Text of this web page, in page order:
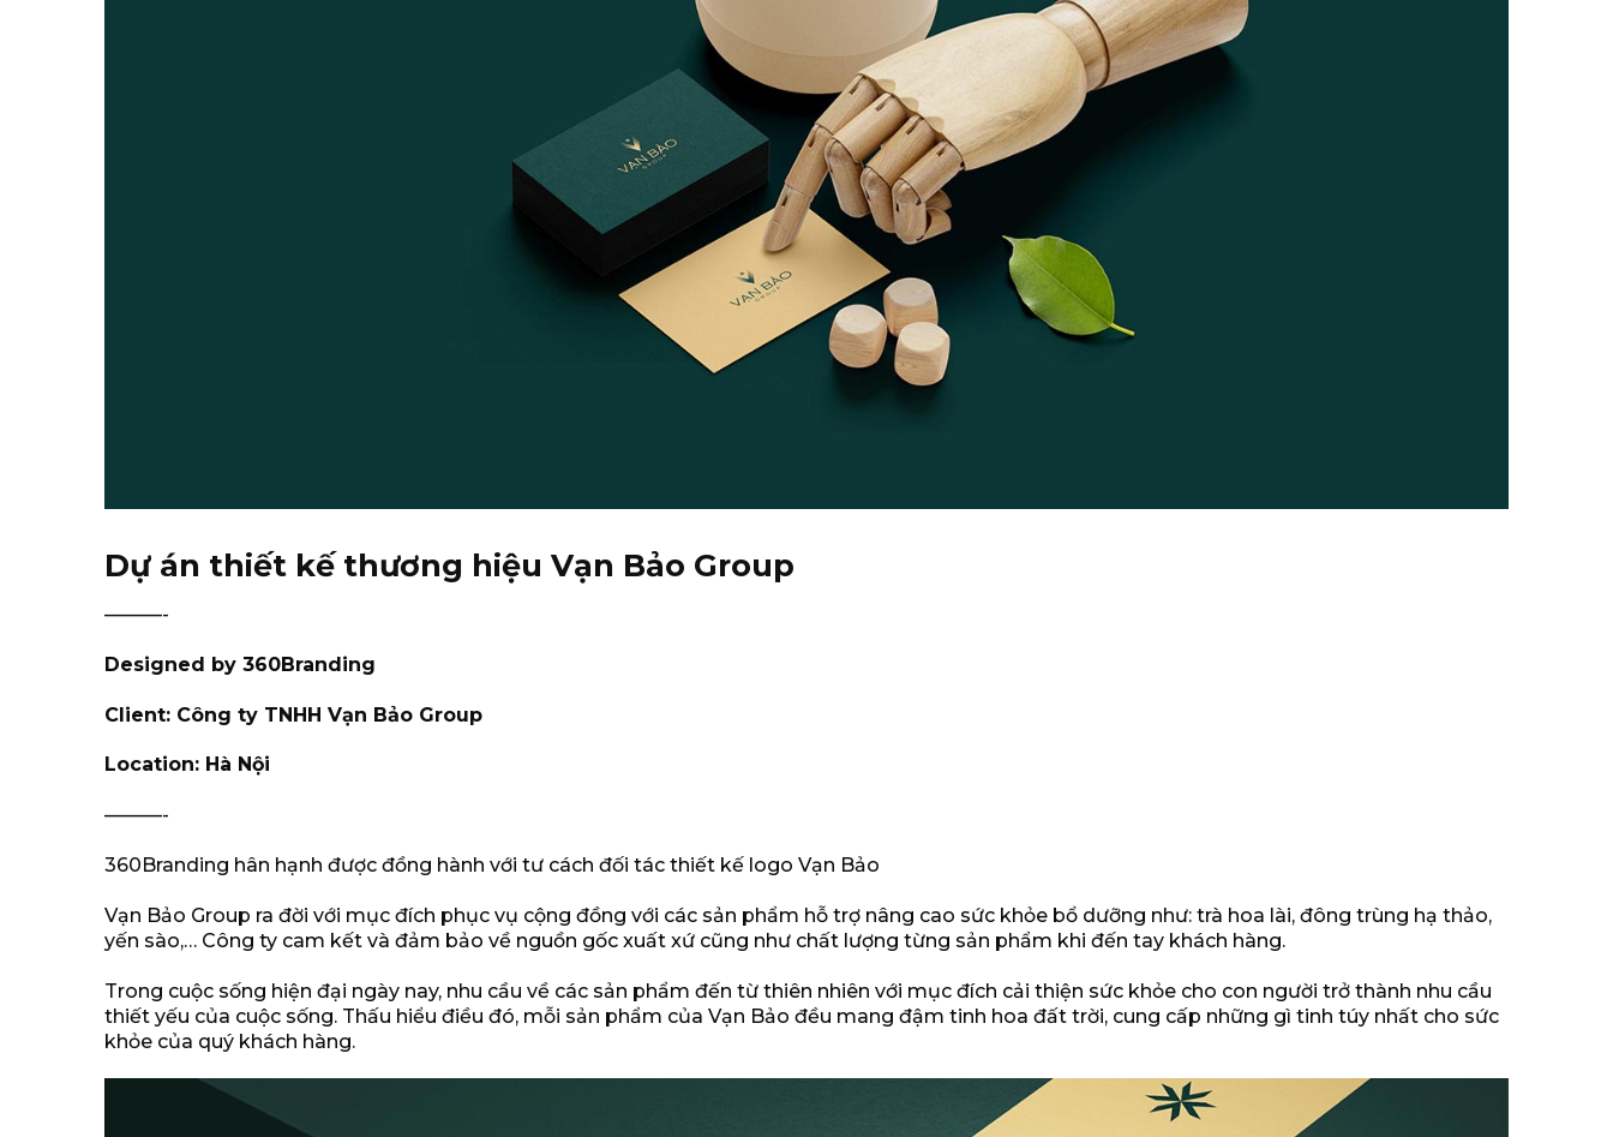
Dự án thiết kế thương hiệu Vạn Bảo Group
———-
Designed by 360Branding
Client: Công ty TNHH Vạn Bảo Group
Location: Hà Nội
———-
360Branding hân hạnh được đồng hành với tư cách đối tác thiết kế logo Vạn Bảo
Vạn Bảo Group ra đời với mục đích phục vụ cộng đồng với các sản phẩm hỗ trợ nâng cao sức khỏe bổ dưỡng như: trà hoa lài, đông trùng hạ thảo,
yến sào,… Công ty cam kết và đảm bảo về nguồn gốc xuất xứ cũng như chất lượng từng sản phẩm khi đến tay khách hàng.
Trong cuộc sống hiện đại ngày nay, nhu cầu về các sản phẩm đến từ thiên nhiên với mục đích cải thiện sức khỏe cho con người trở thành nhu cầu
thiết yếu của cuộc sống. Thấu hiểu điều đó, mỗi sản phẩm của Vạn Bảo đều mang đậm tinh hoa đất trời, cung cấp những gì tinh túy nhất cho sức
khỏe của quý khách hàng.